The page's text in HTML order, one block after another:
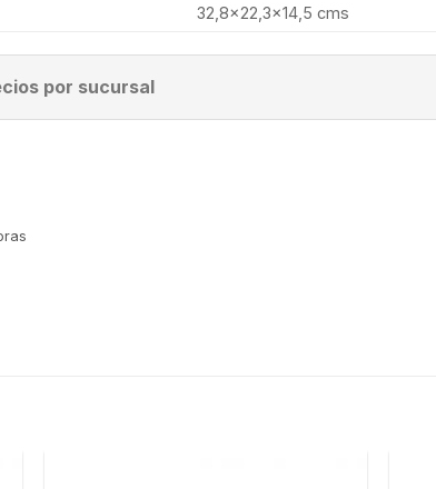
32,8×22,3×14,5 cms
por sucursal